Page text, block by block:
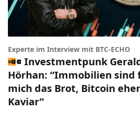
Experte im Interview mit BTC-ECHO
Investmentpunk
Hörhan: “Immobilien sind
mich das Brot, Bitcoin
Kaviar”